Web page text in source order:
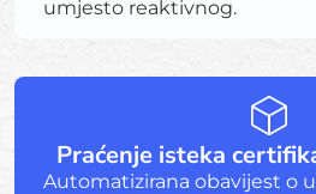
umjesto reaktivnog.
Praćenje isteka
Automatizirana obavijest o